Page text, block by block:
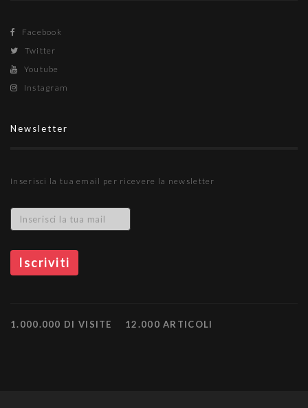
Facebook
Twitter
Youtube
Instagram
Newsletter
Inserisci la tua email per ricevere la newsletter
1.000.000 DI VISITE 12.000 ARTICOLI